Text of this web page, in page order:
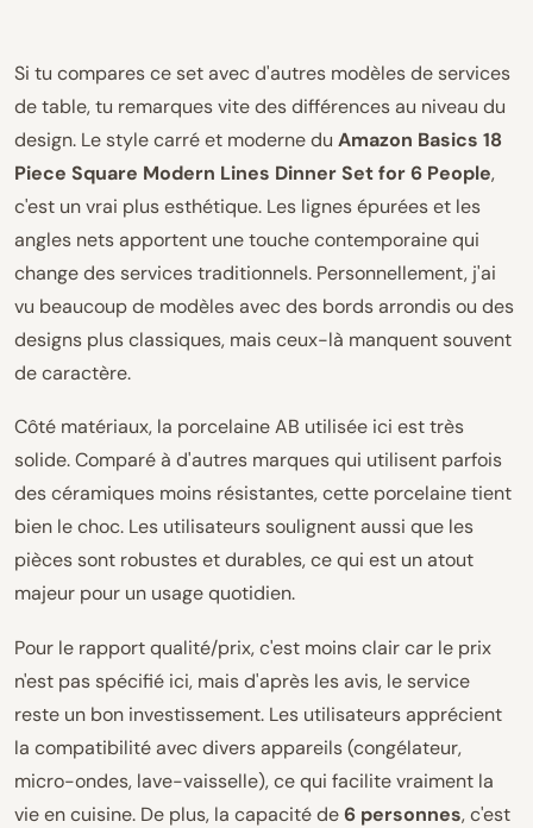
Si tu compares ce set avec d'autres modèles de services
de table, tu remarques vite des différences au niveau du
design. Le style carré et moderne du Amazon Basics 18
Piece Square Modern Lines Dinner Set for 6 People,
c'est un vrai plus esthétique. Les lignes épurées et les
angles nets apportent une touche contemporaine qui
change des services traditionnels. Personnellement, j'ai
vu beaucoup de modèles avec des bords arrondis ou des
designs plus classiques, mais ceux-là manquent souvent
de caractère.
Côté matériaux, la porcelaine AB utilisée ici est très
solide. Comparé à d'autres marques qui utilisent parfois
des céramiques moins résistantes, cette porcelaine tient
bien le choc. Les utilisateurs soulignent aussi que les
pièces sont robustes et durables, ce qui est un atout
majeur pour un usage quotidien.
Pour le rapport qualité/prix, c'est moins clair car le prix
n'est pas spécifié ici, mais d'après les avis, le service
reste un bon investissement. Les utilisateurs apprécient
la compatibilité avec divers appareils (congélateur,
micro-ondes, lave-vaisselle), ce qui facilite vraiment la
vie en cuisine. De plus, la capacité de6 personnes, c'est